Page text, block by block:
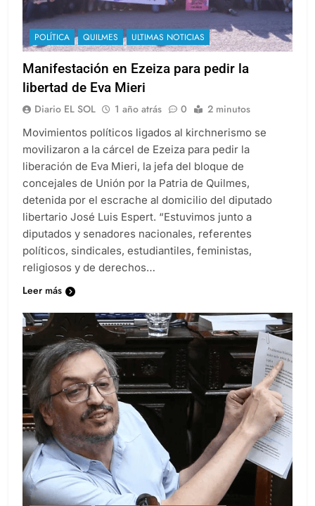
POLÍTICA QUILMES ULTIMAS NOTICIAS
Manifestación en Ezeiza para pedir la
libertad de Eva Mieri
Diario EL SOL 1 año atrás 0 2 minutos
Movimientos políticos ligados al kirchnerismo se
movilizaron a la cárcel de Ezeiza para pedir la
liberación de Eva Mieri, la jefa del bloque de
concejales de Unión por la Patria de Quilmes,
detenida por el escrache al domicilio del diputado
libertario José Luis Espert. “Estuvimos junto a
diputados y senadores nacionales, referentes
políticos, sindicales, estudiantiles, feministas,
religiosos y de derechos…
Leer más